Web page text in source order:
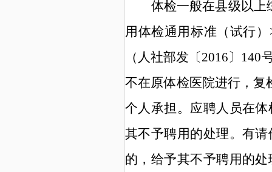
体检一般在县级以上
用体检通用标准（试行）
（人社部发〔2016〕 140
不在原体检医院进行，复
个人承担。应聘人员在
其不予聘用的处理。有
的，给予其不予聘用的